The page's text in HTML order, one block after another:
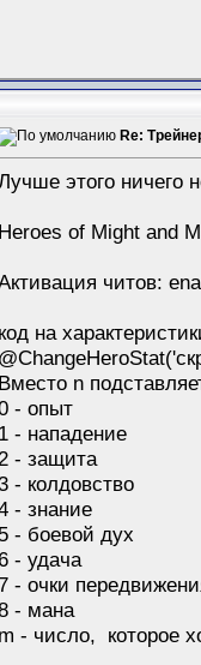
Re:
этого ничего
Heroes of Might and
читов:
код на
Вместо n
- опыт
1 - нападение
2 - защита
- колдовство
- знание
5 - боевой дух
- удача
- очки
- мана
m - число, которое